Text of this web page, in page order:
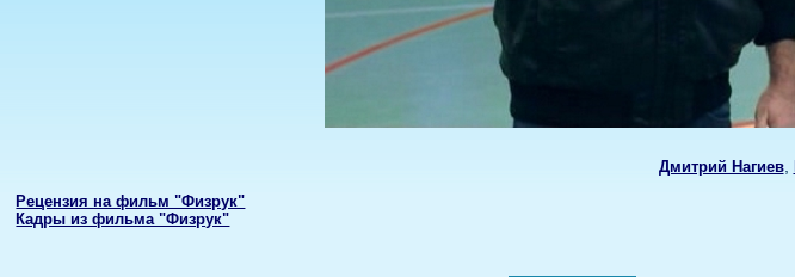
Дмитрий Нагиев,
Рецензия на фильм "Физрук"
Кадры из фильма "Физрук"